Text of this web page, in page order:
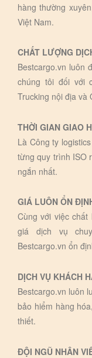
hàng thường
Việt Nam.
CHẤT LƯỢNG
Bestcargo.vn luôn
chúng tôi đối với
Trucking nội địa và
THỜI GIAN GIAO
Là Công ty
từng quy trình ISO
ngắn nhất.
GIÁ LUÔN ỔN
Cùng với việc
giá dịch vụ
Bestcargo.vn ổn
DỊCH VỤ KHÁCH
Bestcargo.vn luôn
bảo hiểm hàng
thiết.
ĐỘI NGŨ NHÂN